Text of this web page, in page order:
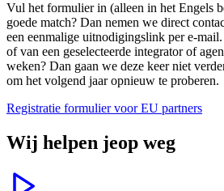
Vul het formulier in (alleen in het Engels
goede match? Dan nemen we direct
een eenmalige uitnodigingslink per e-
of van een geselecteerde integrator of
weken? Dan gaan we deze keer niet
om het volgend jaar opnieuw te proberen.
Registratie formulier voor EU partners
Wij helpen jeop weg